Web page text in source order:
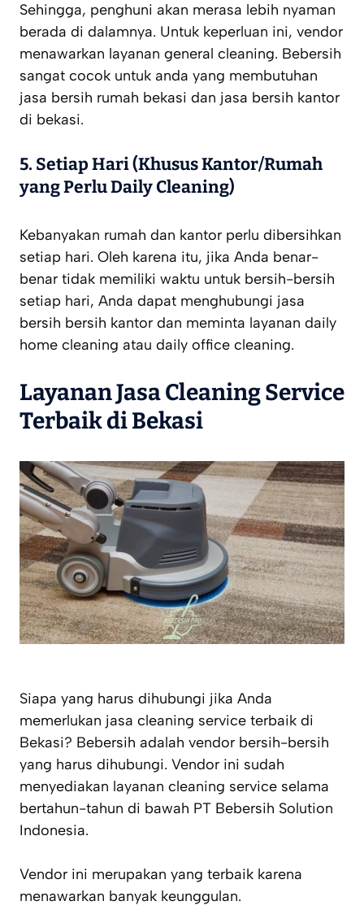
Sehingga, penghuni akan merasa lebih nyaman
berada di dalamnya. Untuk keperluan ini, vendor
menawarkan layanan general cleaning. Bebersih
sangat cocok untuk anda yang membutuhan
jasa bersih rumah bekasi dan jasa bersih kantor
di bekasi.
5. Setiap Hari (Khusus Kantor/Rumah
yang Perlu Daily Cleaning)
Kebanyakan rumah dan kantor perlu dibersihkan
setiap hari. Oleh karena itu, jika Anda benar-
benar tidak memiliki waktu untuk bersih-bersih
setiap hari, Anda dapat menghubungi jasa
bersih bersih kantor dan meminta layanan daily
home cleaning atau daily office cleaning.
Layanan Jasa Cleaning Service
Terbaik di Bekasi
Siapa yang harus dihubungi jika Anda
memerlukan jasa cleaning service terbaik di
Bekasi? Bebersih adalah vendor bersih-bersih
yang harus dihubungi. Vendor ini sudah
menyediakan layanan cleaning service selama
bertahun-tahun di bawah PT Bebersih Solution
Indonesia.
Vendor ini merupakan yang terbaik karena
menawarkan banyak keunggulan.